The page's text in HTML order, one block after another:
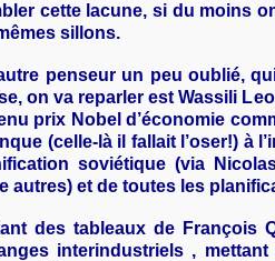
cette lacune, si du moins
sillons.
penseur un peu oublié,
on va reparler est Wassili
prix Nobel d’économie
(celle-là il fallait l’oser!) à
soviétique (via
autres) et de toutes les
des tableaux de François
interindustriels ,